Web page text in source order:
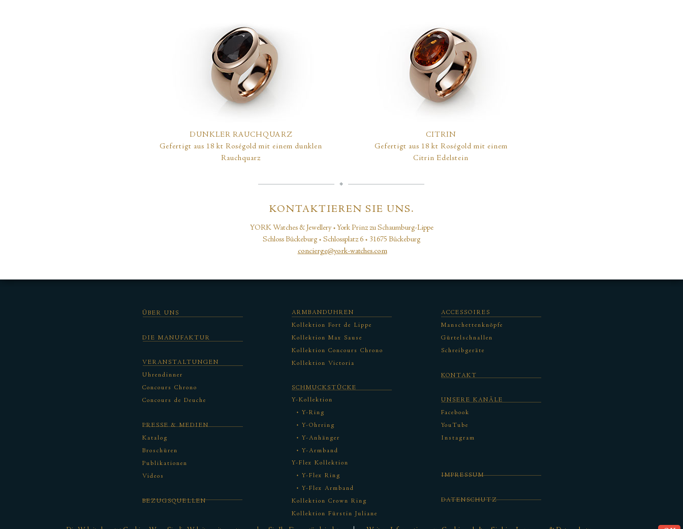
DUNKLER RAUCHQUARZ
Gefertigt aus 18 kt Roségold mit einem dunklen
Rauchquarz
CITRIN
Gefertigt aus 18 kt Roségold mit einem
Citrin Edelstein
KONTAKTIEREN SIE UNS.
YORK Watches & Jewellery • York Prinz zu Schaumburg-Lippe
Schloss Bückeburg • Schlossplatz 6 • 31675 Bückeburg
concierge@york-watches.com
ARMBANDUHREN
Kollektion Fort de Lippe
Kollektion Max Sause
Kollektion Concours Chrono
Kollektion Victoria
SCHMUCKSTÜCKE
Y-Kollektion
Y-Ring
Y-Ohrring
Y-Anhänger
Y-Armband
Y-Flex Kollektion
Y-Flex Ring
Y-Flex Armband
Kollektion Crown Ring
Kollektion Fürstin Juliane
ACCESSOIRES
Manschettenknöpfe
Gürtelschnallen
Schreibgeräte
KONTAKT
UNSERE KANÄLE
Facebook
YouTube
Instagram
IMPRESSUM
DATENSCHUTZ
ÜBER UNS
DIE MANUFAKTUR
VERANSTALTUNGEN
Uhrendinner
Concours Chrono
Concours de Deuche
PRESSE & MEDIEN
Katalog
Broschüren
Publikationen
Videos
BEZUGSQUELLEN